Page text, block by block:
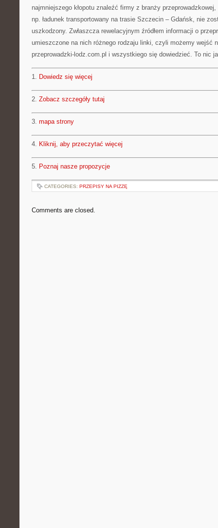
najmniejszego kłopotu znaleźć firmy z branży
np. ładunek transportowany na trasie Szczecin – Gdańsk, nie
uszkodzony. Zwłaszcza rewelacyjnym źródłem informacji o
umieszczone na nich różnego rodzaju linki, czyli możemy wejść
przeprowadzki-lodz.com.pl i wszystkiego się dowiedzieć. To nic
1. Dowiedz się więcej
2. Zobacz szczegóły tutaj
3. mapa strony
4. Kliknij, aby przeczytać więcej
5. Poznaj nasze propozycje
CATEGORIES: PRZEPISY NA PIZZĘ
Comments are closed.